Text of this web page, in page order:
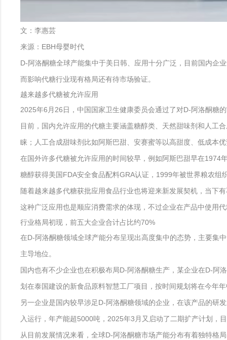
文：李惠芸
来源：EBH母婴时代
D-阿洛酮糖全球产能集中于美日韩、应用十分广泛，目前国内企
而影响代糖行业现有格局还有待市场验证。
越来越多代糖被允许应用
2025年6月26日，中国国家卫生健康委员会通过了对D-阿洛酮糖
目前，国内允许应用的代糖主要涵盖糖醇类、天然甜味剂和人工
睐；人工合成甜味剂比如阿斯巴甜、安赛蜜等以高甜度、低成本
在国外许多代糖被允许应用的时间较早，例如阿斯巴甜早在
糖醇获得美国FDA安全食品配料GRA认证，1999年被世界粮农组
随着越来越多代糖获批应用食品行业也将迎来新发展契机，当下
这种广泛应用也是顺应消费需求的体现，不过企业在产品中使用
行业格局初现，前五大企业合计占比约70%
在D-阿洛酮糖领域全球产能分布呈现出高度集中的态势，主要集
主导地位。
国内也有不少企业也在积极布局D-阿洛酮糖生产，某企业在D-阿
划在泰国建设的新食品原料智慧工厂项目，按时间规划将在今年
另一企业是国内较早涉足D-阿洛酮糖领域的企业，在该产品的研
入运行，年产能超5000吨，2025年3月又启动了二期扩产计划，
从目前发展情况来看，全球D-阿洛酮糖市场产能分布有着独特格